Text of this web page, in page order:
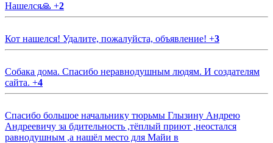
Нашелся🙏 +2
Кот нашелся! Удалите, пожалуйста, объявление! +3
Собака дома. Спасибо неравнодушным людям. И создателям
сайта. +4
Спасибо большое начальнику тюрьмы Глызину Андрею
Андреевичу за бдительность ,тёплый приют ,неостался
равнодушным ,а нашёл место для Майи в